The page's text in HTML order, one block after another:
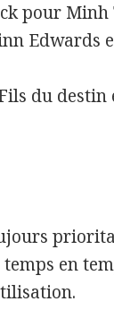
pour Minh
Edwards
du destin
en